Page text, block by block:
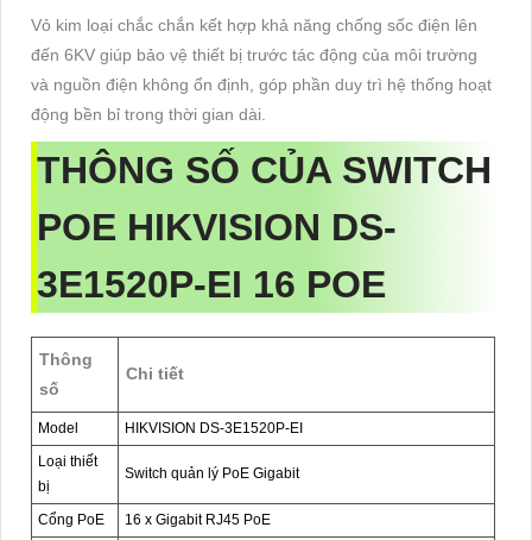
Vỏ kim loại chắc chắn kết hợp khả năng chống sốc điện lên
đến 6KV giúp bảo vệ thiết bị trước tác động của môi trường
và nguồn điện không ổn định, góp phần duy trì hệ thống hoạt
động bền bỉ trong thời gian dài.
THÔNG SỐ CỦA SWITCH
POE HIKVISION DS-
3E1520P-EI 16 POE
Thông
số
Chi tiết
Model
HIKVISION DS-3E1520P-EI
Loại thiết
bị
Switch quản lý PoE Gigabit
Cổng PoE
16 x Gigabit RJ45 PoE